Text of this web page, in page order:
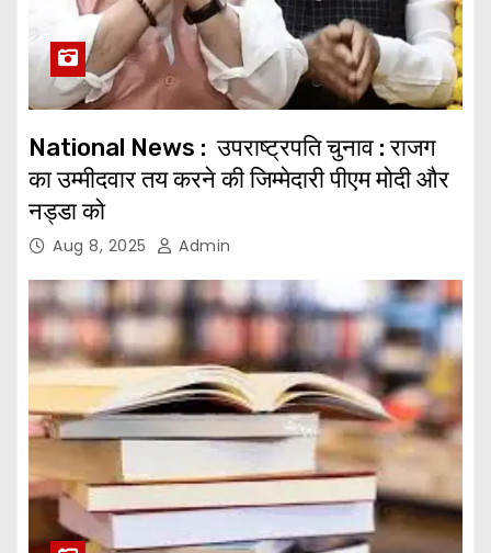
National News : उपराष्ट्रपति चुनाव : राजग
का उम्मीदवार तय करने की जिम्मेदारी पीएम मोदी और
नड्डा को
Aug 8, 2025 Admin